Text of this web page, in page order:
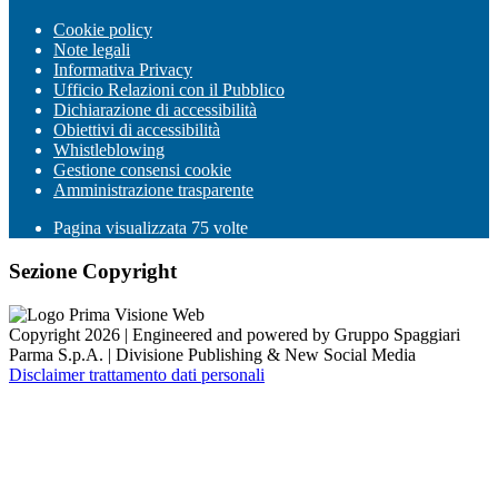
Cookie policy
Note legali
Informativa Privacy
Ufficio Relazioni con il Pubblico
Dichiarazione di accessibilità
Obiettivi di accessibilità
Whistleblowing
Gestione consensi cookie
Amministrazione trasparente
Pagina visualizzata 75 volte
Sezione Copyright
Copyright 2026 | Engineered and powered by Gruppo Spaggiari
Parma S.p.A. | Divisione Publishing & New Social Media
Disclaimer trattamento dati personali